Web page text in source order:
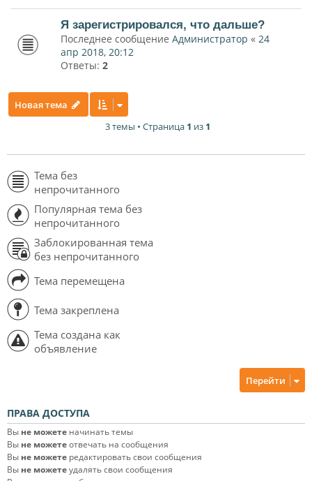
Я зарегистрировался, что дальше?
Последнее сообщение Администратор « 24
апр 2018, 20:12
Ответы: 2
Новая тема
3 темы • Страница 1 из 1
Тема без
непрочитанного
Популярная тема без
непрочитанного
Заблокированная тема
без непрочитанного
Тема перемещена
Тема закреплена
Тема создана как
объявление
Перейти
ПРАВА ДОСТУПА
Вы не можете начинать темы
Вы не можетеотвечать на сообщения
Вы не можете редактировать свои сообщения
Вы не можетеудалять свои сообщения